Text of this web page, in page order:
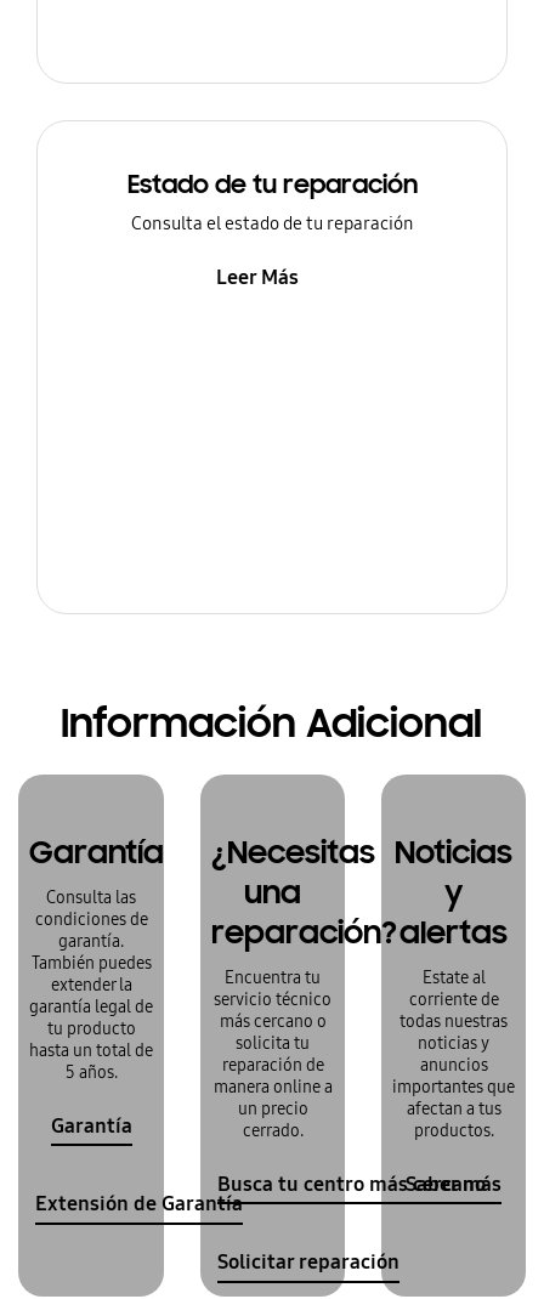
Estado de tu reparación
Consulta el estado de tu reparación
Leer Más
Información Adicional
Garantía
Consulta las
condiciones de
garantía.
También puedes
extender la
garantía legal de
tu producto
hasta un total de
5 años.
Garantía
Extensión de Garantía
¿Necesitas
una
reparación?
Encuentra tu
servicio técnico
más cercano o
solicita tu
reparación de
manera online a
un precio
cerrado.
Busca tu centro más cercano
Solicitar reparación
Noticias
y
alertas
Estate al
corriente de
todas nuestras
noticias y
anuncios
importantes que
afectan a tus
productos.
Saber más